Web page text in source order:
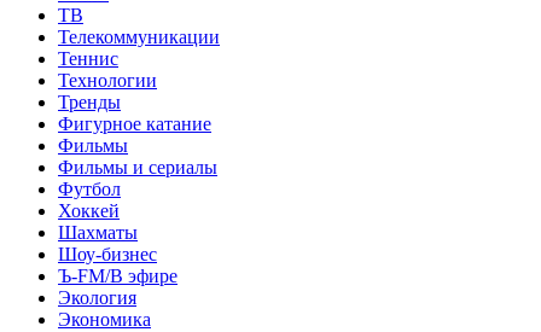
ТВ
Телекоммуникации
Теннис
Технологии
Тренды
Фигурное катание
Фильмы
Фильмы и сериалы
Футбол
Хоккей
Шахматы
Шоу-бизнес
Ъ-FM/В эфире
Экология
Экономика